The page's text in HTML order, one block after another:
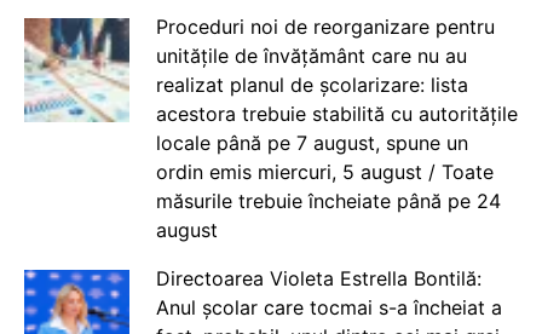
Proceduri noi de reorganizare pentru
unitățile de învățământ care nu au
realizat planul de școlarizare: lista
acestora trebuie stabilită cu autoritățile
locale până pe 7 august, spune un
ordin emis miercuri, 5 august / Toate
măsurile trebuie încheiate până pe 24
august
Directoarea Violeta Estrella Bontilă:
Anul școlar care tocmai s-a încheiat a